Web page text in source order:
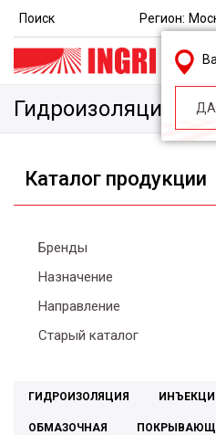
Поиск Регион:
ДА
пн. –
Гидроизоляция
Каталог продукции
Бренды
Назначение
Направление
Старый каталог
ГИДРОИЗОЛЯЦИЯ
ОБМАЗОЧНАЯ